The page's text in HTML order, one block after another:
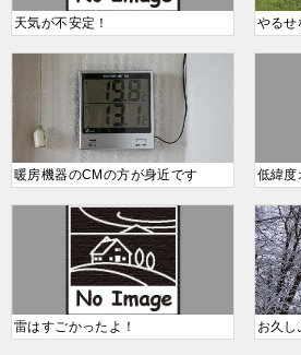
天気が不安定！ やるせ
暖房機器のCMの方が身近です 低緯度
雷はすごかったよ！ お久